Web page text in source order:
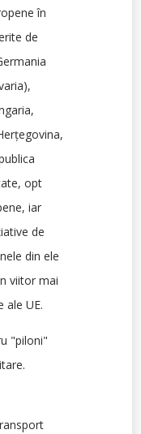
în
de
opt
iar
de
din ele
viitor mai
ale UE.
"piloni"